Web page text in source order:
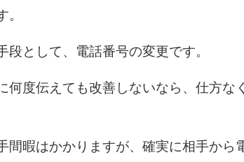
。
段として、電話番号の変更です。
何度伝えても改善しないなら、仕方な
間暇はかかりますが、確実に相手から